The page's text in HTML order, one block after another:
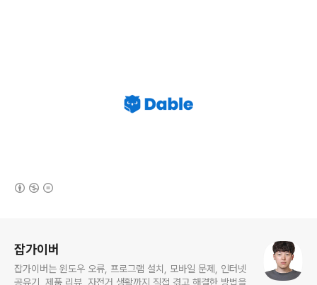
잡가이버
잡가이버는 윈도우 오류, 프로그램 설치, 모바일 문제, 인터넷
공유기, 제품 리뷰, 자전거 생활까지 직접 겪고 해결한 방법을